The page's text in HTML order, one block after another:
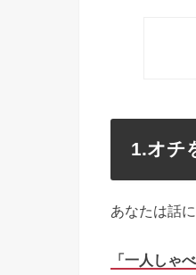
1.オチ
あなたは話
「一人しゃ